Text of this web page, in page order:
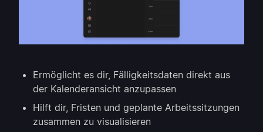
Ermöglicht es dir, Fälligkeitsdaten direkt aus
der Kalenderansicht anzupassen
Hilft dir, Fristen und geplante Arbeitssitzungen
zusammen zu visualisieren